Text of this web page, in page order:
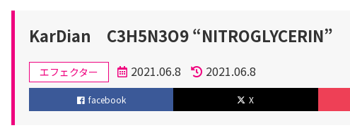
KarDian C3H5N3O9 “NITROGLYCERIN”
カ
テ
ゴ
エフェクター
投
稿
2021.06.8
更
新
2021.06.8
facebook X